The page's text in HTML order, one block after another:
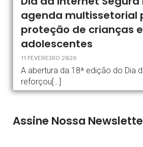
agenda multissetorial
proteção de crianças e
adolescentes
11 FEVEREIRO 2026
A abertura da 18ª edição do Dia
reforçou[…]
Assine Nossa